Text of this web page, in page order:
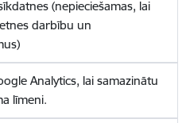
(nepieciešamas, lai
darbību un
Analytics, lai samazinātu
līmeni.